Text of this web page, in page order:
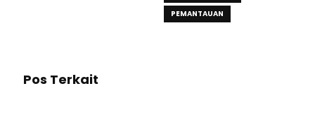
PEMANTAUAN
Pos Terkait